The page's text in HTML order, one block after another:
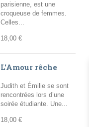
parisienne, est une
croqueuse de femmes.
Celles...
18,00 €
L'Amour rêche
Judith et Émilie se sont
rencontrées lors d’une
soirée étudiante. Une...
18,00 €